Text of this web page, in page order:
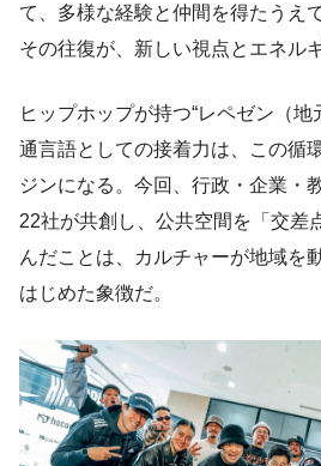
て、多様な経験と仲間を得たうえ
その往復が、新しい視点とエネル
ヒップホップが持つ“レペゼン（地
通言語としての接着力は、この循
ジンになる。今回、行政・企業・
22社が共創し、公共空間を「交差
んだことは、カルチャーが地域を
はじめた象徴だ。